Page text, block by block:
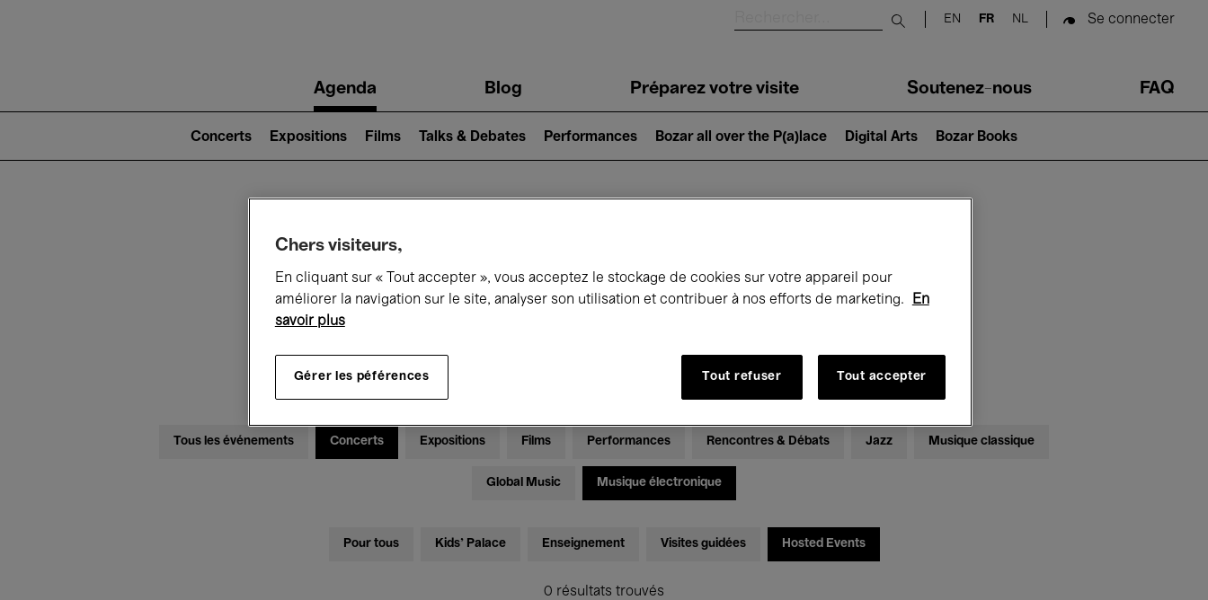
Submit search
EN FR NL Se connecter
navigationAgenda Blog Préparez votre visite Soutenez-nous FAQ
2)
Concerts Expositions Films Talks & Debates Performances Bozar all over the P(a)lace Digital Arts Bozar Books
Ce qui se passe à Bozar
Tous les événements Concerts Expositions Films Performances Rencontres & Débats Jazz Musique classique
Global Music Musique électronique
Pour tous Kids’ Palace Enseignement Visites guidées Hosted Events
0 résultats trouvés
Chers visiteurs,
En cliquant sur « Tout accepter », vous acceptez le stockage de cookies sur votre appareil pour
améliorer la navigation sur le site, analyser son utilisation et contribuer à nos efforts de marketing.
En
savoir plus
Gérer les péférences Tout refuser Tout accepter